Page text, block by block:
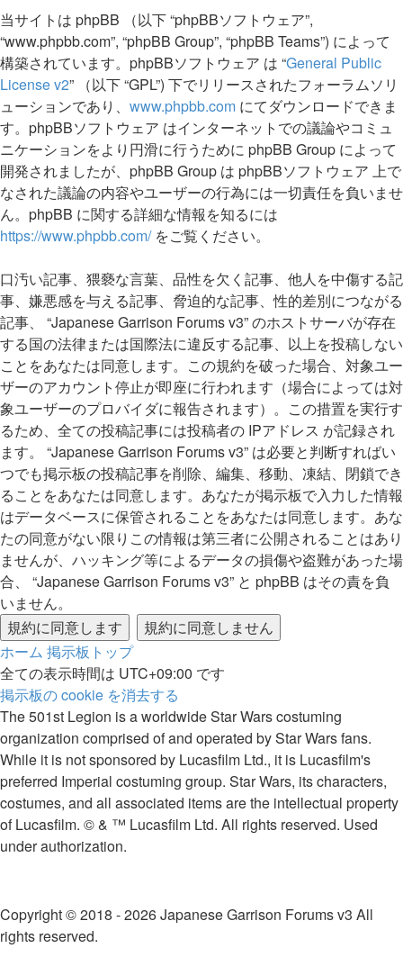
当サイトは phpBB （以下 “phpBBソフトウェア”,
“www.phpbb.com”, “phpBB Group”, “phpBB Teams”) によって
構築されています。phpBBソフトウェア は “General Public
License v2” （以下 “GPL”) 下でリリースされたフォーラムソリ
ューションであり、 www.phpbb.com にてダウンロードできま
す。phpBBソフトウェア はインターネットでの議論やコミュ
ニケーションをより円滑に行うために phpBB Group によって
開発されましたが、phpBB Group は phpBBソフトウェア 上で
なされた議論の内容やユーザーの行為には一切責任を負いませ
ん。phpBB に関する詳細な情報を知るには
https://www.phpbb.com/をご覧ください。
口汚い記事、猥褻な言葉、品性を欠く記事、他人を中傷する記
事、嫌悪感を与える記事、脅迫的な記事、性的差別につながる
記事、 “Japanese Garrison Forums v3” のホストサーバが存在
する国の法律または国際法に違反する記事、以上を投稿しない
ことをあなたは同意します。この規約を破った場合、対象ユー
ザーのアカウント停止が即座に行われます（場合によっては対
象ユーザーのプロバイダに報告されます）。この措置を実行す
るため、全ての投稿記事には投稿者の IPアドレス が記録され
ます。 “Japanese Garrison Forums v3” は必要と判断すればい
つでも掲示板の投稿記事を削除、編集、移動、凍結、閉鎖でき
ることをあなたは同意します。あなたが掲示板で入力した情報
はデータベースに保管されることをあなたは同意します。あな
たの同意がない限りこの情報は第三者に公開されることはあり
ませんが、ハッキング等によるデータの損傷や盗難があった場
合、 “Japanese Garrison Forums v3” と phpBB はその責を負
いません。
ホーム 掲示板トップ
全ての表示時間は UTC+09:00 です
掲示板の cookie を消去する
The 501st Legion is a worldwide Star Wars costuming
organization comprised of and operated by Star Wars fans.
While it is not sponsored by Lucasfilm Ltd., it is Lucasfilm's
preferred Imperial costuming group. Star Wars, its characters,
costumes, and all associated items are the intellectual property
of Lucasfilm. © & ™ Lucasfilm Ltd. All rights reserved. Used
under authorization.
Copyright © 2018 - 2026 Japanese Garrison Forums v3 All
rights reserved.